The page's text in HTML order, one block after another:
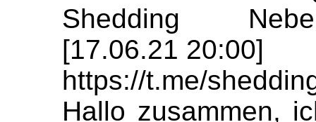
Shedding
[17.06.21 20:00]
https://t.me/
Hallo zusammen,